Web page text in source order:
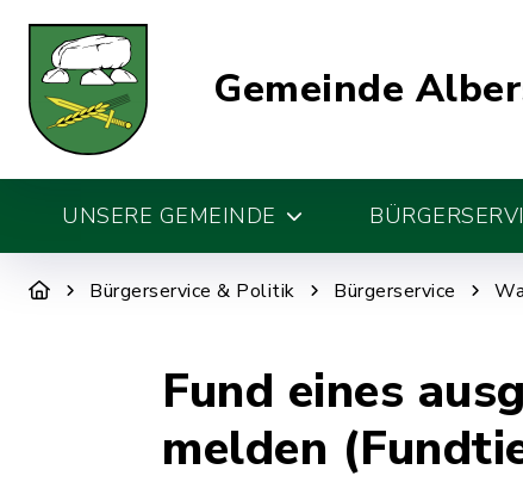
Gemeinde
UNSERE GEMEINDE
Bürgerservice & Politik Bürgerservice
Fund eines
melden